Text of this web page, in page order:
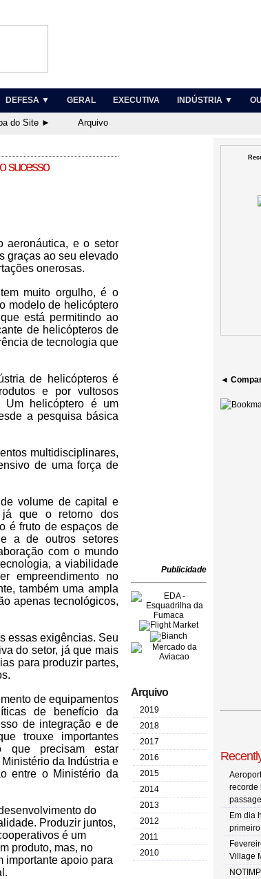
DEFESA ▼ GERAL EXECUTIVA INDÚSTRIA ▼
do Site ► Arquivo
sucesso
aeronáutica, e o setor
graças ao seu elevado
onerosas.
muito orgulho, é o
modelo de helicóptero
está permitindo ao
de helicópteros de
de tecnologia que
de helicópteros é
e por vultosos
Um helicóptero é um
a pesquisa básica
multidisciplinares,
de uma força de
volume de capital e
já que o retorno dos
é fruto de espaços de
a de outros setores
com o mundo
a viabilidade
empreendimento no
também uma ampla
apenas tecnológicos,
essas exigências. Seu
do setor, já que mais
para produzir partes,
de equipamentos
de benefício da
de integração e de
trouxe importantes
que precisam estar
da Indústria e
entre o Ministério da
do
Produzir juntos,
é um
produto, mas, no
importante apoio para
Publicidade
Arquivo
2019
2018
2017
2016
2015
2014
2013
2012
2011
2010
◄
recorde
Em dia
Village